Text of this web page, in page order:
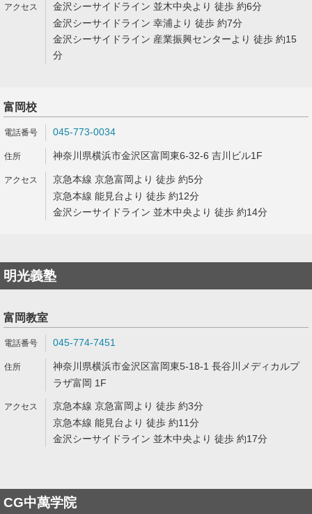
金沢シーサイドライン 並木中央より 徒歩 約6分
金沢シーサイドライン 幸浦より 徒歩 約7分
金沢シーサイドライン 産業振興センターより 徒歩 約15
分
富岡校
045-773-0034
神奈川県横浜市金沢区富岡東6-32-6 吉川ビル1F
京急本線 京急富岡より 徒歩 約5分
京急本線 能見台より 徒歩 約12分
金沢シーサイドライン 並木中央より 徒歩 約14分
明光義塾
富岡教室
045-774-7451
神奈川県横浜市金沢区富岡東5-18-1 長谷川メディカルプ
ラザ富岡 1F
京急本線 京急富岡より 徒歩 約3分
京急本線 能見台より 徒歩 約11分
金沢シーサイドライン 並木中央より 徒歩 約17分
CG中萬学院